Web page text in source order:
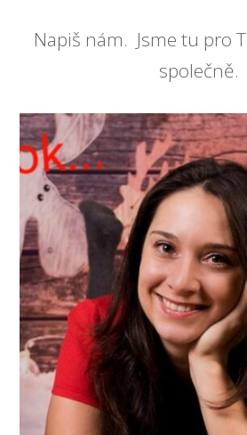
Napiš nám. Jsme tu pro
společně.